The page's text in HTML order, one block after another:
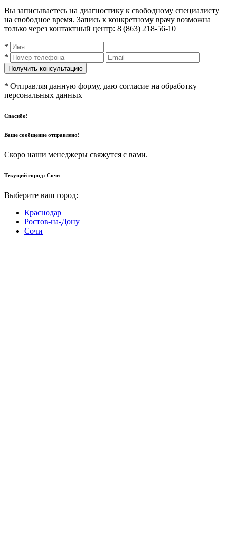
Вы записываетесь на диагностику к свободному специалисту
на свободное время. Запись к конкретному врачу возможна
только через контактный центр: 8 (863) 218-56-10
*
*
* Отправляя данную форму, даю согласие на обработку
персональных данных
Спасибо!
Ваше сообщение отправлено!
Скоро наши менеджеры свяжутся с вами.
Текущий город: Сочи
Выберите ваш город:
Краснодар
Ростов-на-Дону
Сочи